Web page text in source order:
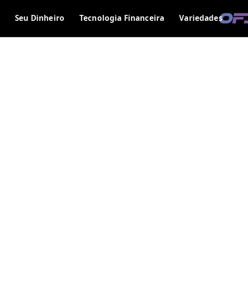
Seu Dinheiro Tecnologia Financeira Variedades